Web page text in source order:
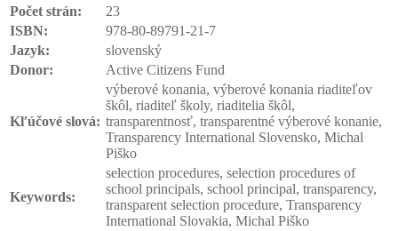
Počet strán:
23
ISBN:
978-80-89791-21-7
Jazyk:
slovenský
Donor:
Active Citizens Fund
Kľúčové slová:
výberové konania, výberové konania riaditeľov
škôl, riaditeľ školy, riaditelia škôl,
transparentnosť, transparentné výberové konanie,
Transparency International Slovensko, Michal
Piško
Keywords:
selection procedures, selection procedures of
school principals, school principal, transparency,
transparent selection procedure, Transparency
International Slovakia, Michal Piško